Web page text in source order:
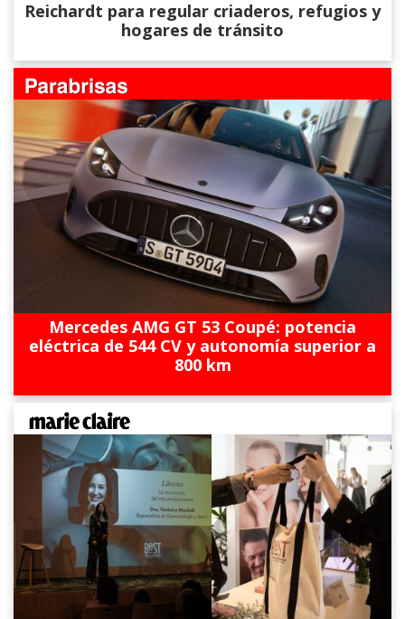
Reichardt para regular criaderos, refugios y
hogares de tránsito
Mercedes AMG GT 53 Coupé: potencia
eléctrica de 544 CV y autonomía superior a
800 km